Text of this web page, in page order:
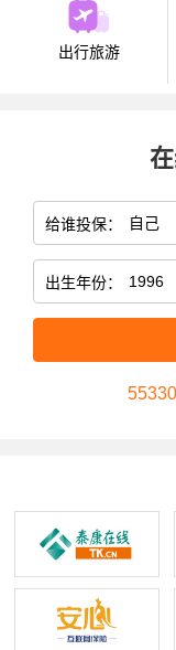
出行旅游
给谁投保：
出生年份：